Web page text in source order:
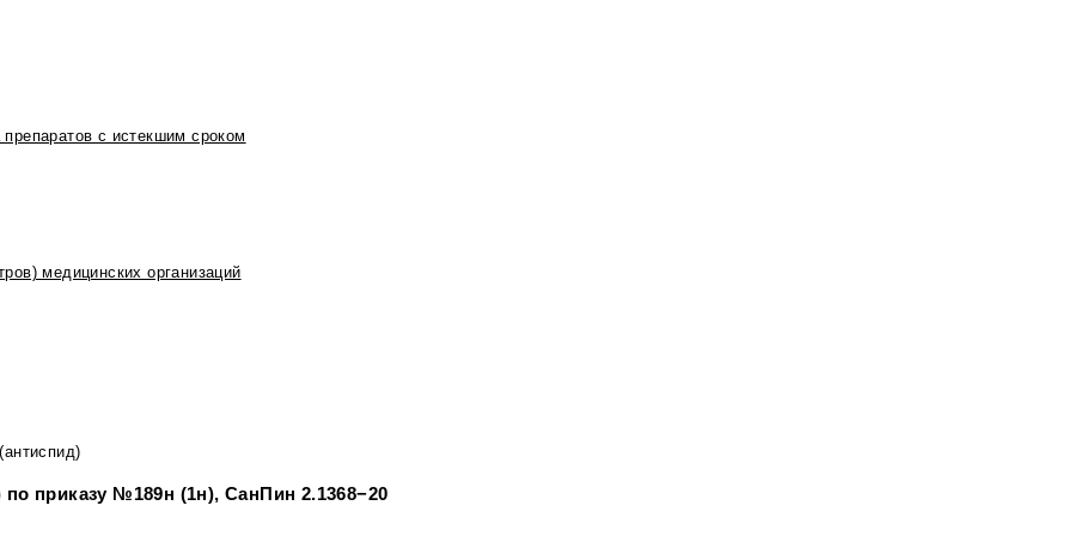
с истекшим сроком
медицинских организаций
приказу №189н (1н), СанПин 2.1368−20